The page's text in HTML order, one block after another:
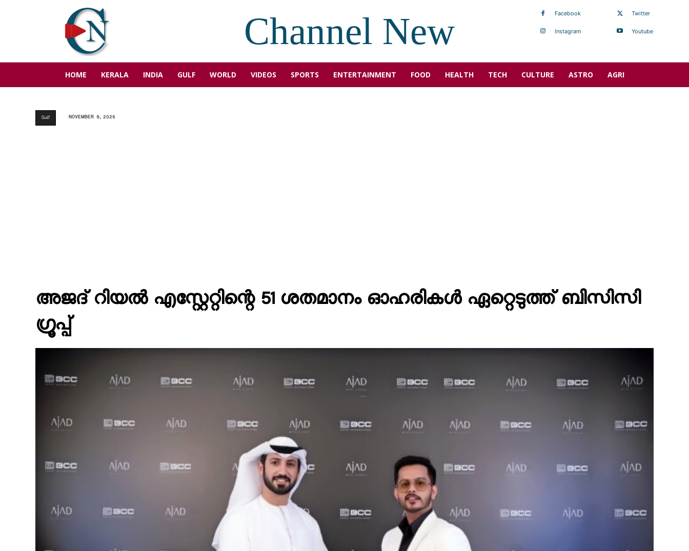
Channel New Facebook
Instagram
Twitter
Youtube
HOME KERALA INDIA GULF WORLD VIDEOS SPORTS ENTERTAINMENT FOOD HEALTH TECH CULTURE ASTRO AGRI
Gulf NOVEMBER 9, 2025
അജദ് റിയൽ എസ്റ്റേറ്റിന്റെ 51 ശതമാനം ഓഹരികൾ ഏറ്റെടുത്ത് ബിസിസി
ഗ്രൂപ്പ്